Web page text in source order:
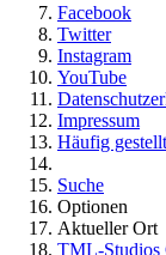
Facebook
Twitter
Instagram
YouTube
Impressum
Häufig
Suche
Optionen
Aktueller Ort
TML-Studios